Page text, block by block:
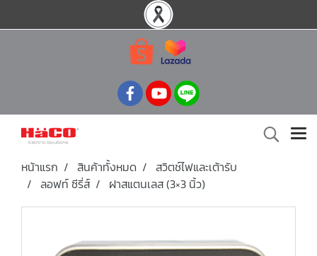
หน้าแรก สินค้าทั้งหมด
สวิตช์ไฟและเต้ารับ
ลอฟท์ ซีรี่ส์
ฝาสแตนเลส (3×3 นิ้ว)